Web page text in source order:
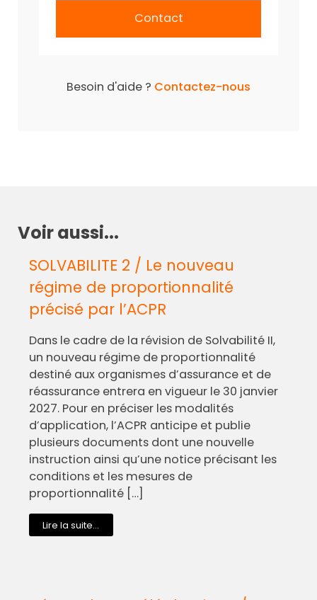
Contact
Besoin d'aide ? Contactez-nous
Voir aussi...
SOLVABILITE 2 / Le nouveau
régime de proportionnalité
précisé par l’ACPR
Dans le cadre de la révision de Solvabilité II,
un nouveau régime de proportionnalité
destiné aux organismes d’assurance et de
réassurance entrera en vigueur le 30 janvier
2027. Pour en préciser les modalités
d’application, l’ACPR anticipe et publie
plusieurs documents dont une nouvelle
instruction ainsi qu’une notice précisant les
conditions et les mesures de
proportionnalité […]
Lire la suite...